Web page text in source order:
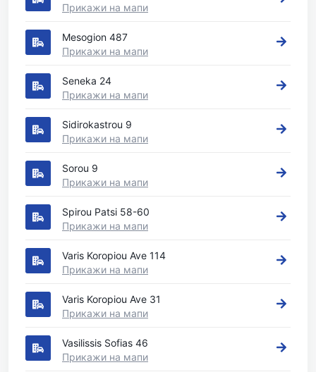
Прикажи на мапи
Mesogion 487
Прикажи на мапи
Seneka 24
Прикажи на мапи
Sidirokastrou 9
Прикажи на мапи
Sorou 9
Прикажи на мапи
Spirou Patsi 58-60
Прикажи на мапи
Varis Koropiou Ave 114
Прикажи на мапи
Varis Koropiou Ave 31
Прикажи на мапи
Vasilissis Sofias 46
Прикажи на мапи